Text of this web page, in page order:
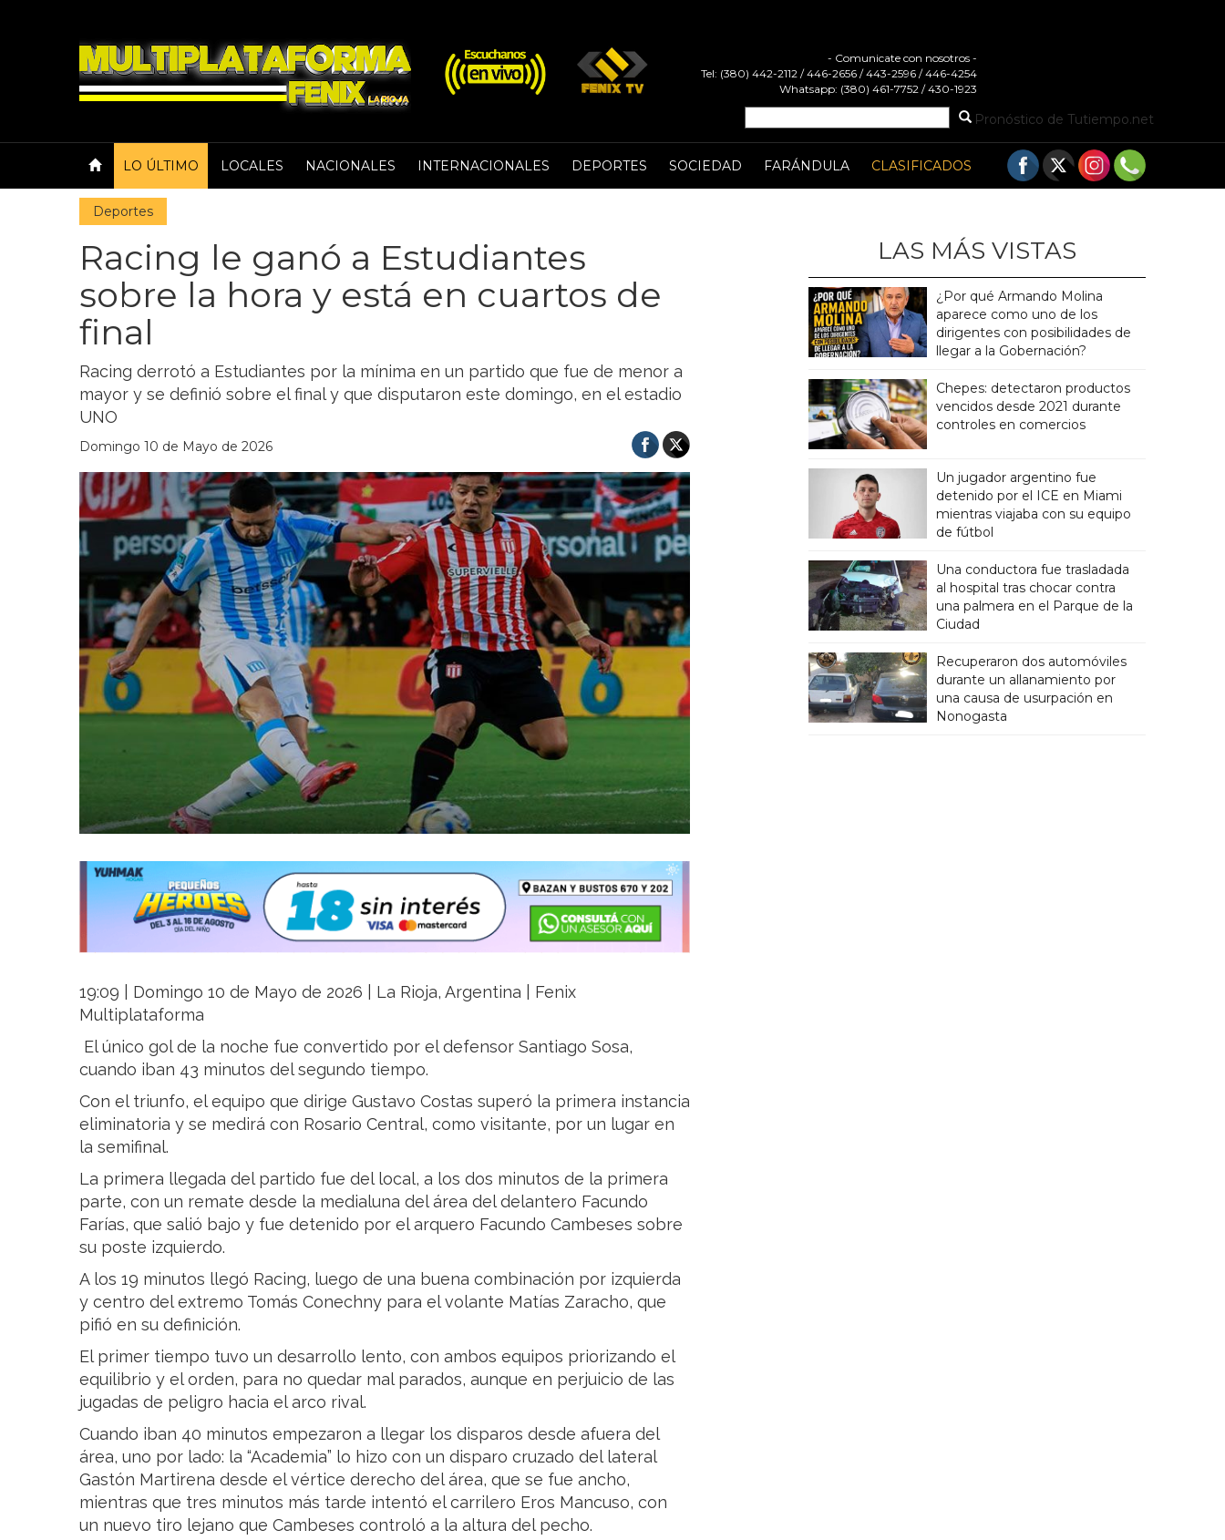
- Comunicate con nosotros -
Tel: (380) 442-2112 / 446-2656 / 443-2596 / 446-4254
Whatsapp: (380) 461-7752 / 430-1923
Pronóstico de Tutiempo.net
LO ÚLTIMO LOCALES NACIONALES INTERNACIONALES DEPORTES SOCIEDAD FARÁNDULA CLASIFICADOS
Deportes
Racing le ganó a Estudiantes
sobre la hora y está en cuartos de
final
Racing derrotó a Estudiantes por la mínima en un partido que fue de menor a
mayor y se definió sobre el final y que disputaron este domingo, en el estadio
UNO
Domingo 10 de Mayo de 2026
19:09 | Domingo 10 de Mayo de 2026 | La Rioja, Argentina | Fenix
Multiplataforma
El único gol de la noche fue convertido por el defensor Santiago Sosa,
cuando iban 43 minutos del segundo tiempo.
Con el triunfo, el equipo que dirige Gustavo Costas superó la primera instancia
eliminatoria y se medirá con Rosario Central, como visitante, por un lugar en
la semifinal.
La primera llegada del partido fue del local, a los dos minutos de la primera
parte, con un remate desde la medialuna del área del delantero Facundo
Farías, que salió bajo y fue detenido por el arquero Facundo Cambeses sobre
su poste izquierdo.
A los 19 minutos llegó Racing, luego de una buena combinación por izquierda
y centro del extremo Tomás Conechny para el volante Matías Zaracho, que
pifió en su definición.
El primer tiempo tuvo un desarrollo lento, con ambos equipos priorizando el
equilibrio y el orden, para no quedar mal parados, aunque en perjuicio de las
jugadas de peligro hacia el arco rival.
Cuando iban 40 minutos empezaron a llegar los disparos desde afuera del
área, uno por lado: la “Academia” lo hizo con un disparo cruzado del lateral
Gastón Martirena desde el vértice derecho del área, que se fue ancho,
mientras que tres minutos más tarde intentó el carrilero Eros Mancuso, con
un nuevo tiro lejano que Cambeses controló a la altura del pecho.
LAS MÁS VISTAS
¿Por qué Armando Molina
aparece como uno de los
dirigentes con posibilidades de
llegar a la Gobernación?
Chepes: detectaron productos
vencidos desde 2021 durante
controles en comercios
Un jugador argentino fue
detenido por el ICE en Miami
mientras viajaba con su equipo
de fútbol
Una conductora fue trasladada
al hospital tras chocar contra
una palmera en el Parque de la
Ciudad
Recuperaron dos automóviles
durante un allanamiento por
una causa de usurpación en
Nonogasta